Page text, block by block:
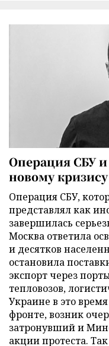
Операция СБУ и
новому
Операция СБУ,
представлял как
завершилась
Москва ответила
и десятков
остановила
экспорт через
тепловозов,
Украине в это
фронте, возник
затронувший и
акции протеста.